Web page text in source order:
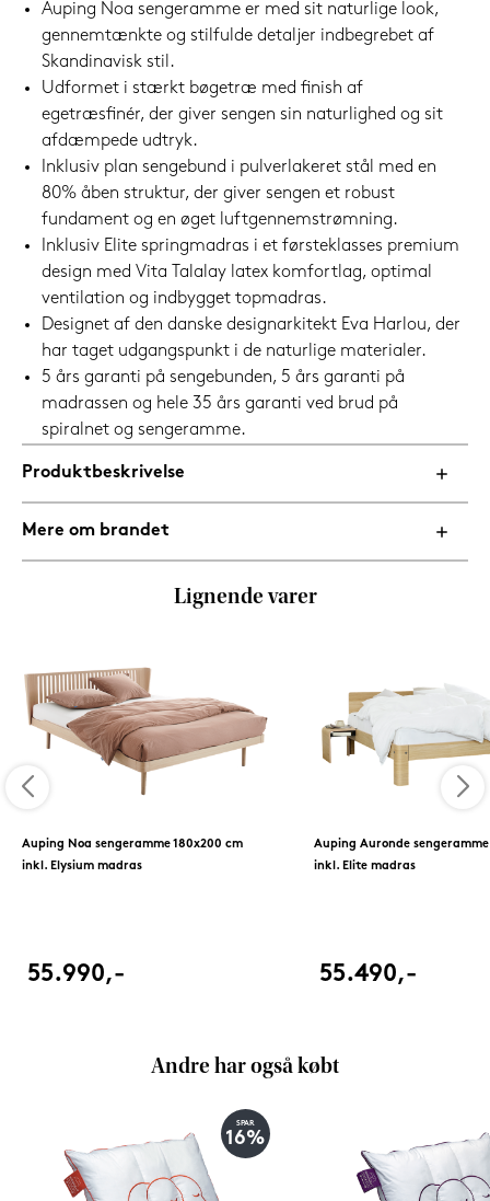
Auping Noa sengeramme er med sit naturlige look,
gennemtænkte og stilfulde detaljer indbegrebet af
Skandinavisk stil.
Udformet i stærkt bøgetræ med finish af
egetræsfinér, der giver sengen sin naturlighed og sit
afdæmpede udtryk.
Inklusiv plan sengebund i pulverlakeret stål med en
80% åben struktur, der giver sengen et robust
fundament og en øget luftgennemstrømning.
Inklusiv Elite springmadras i et førsteklasses premium
design med Vita Talalay latex komfortlag, optimal
ventilation og indbygget topmadras.
Designet af den danske designarkitekt Eva Harlou, der
har taget udgangspunkt i de naturlige materialer.
5 års garanti på sengebunden, 5 års garanti på
madrassen og hele 35 års garanti ved brud på
spiralnet og sengeramme.
Produktbeskrivelse
Mere om brandet
Lignende varer
Auping Noa sengeramme 180x200 cm
inkl. Elysium madras
55.990,-
Auping Auronde sengeramme
inkl. Elite madras
55.490,-
Andre har også købt
SPAR
16%